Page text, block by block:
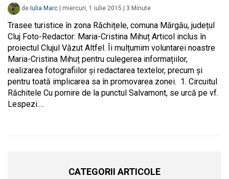
de Iulia Marc miercuri, 1 iulie 2015 3 Minute
Trasee turistice în zona Răchițele, comuna Mărgău, județul
Cluj Foto-Redactor: Maria-Cristina Mihuț Articol inclus în
proiectul Clujul Văzut Altfel. Îi mulțumim voluntarei noastre
Maria-Cristina Mihuț pentru culegerea informațiilor,
realizarea fotografiilor și redactarea textelor, precum și
pentru toată implicarea sa în promovarea zonei. 1. Circuitul
Răchitele Cu pornire de la punctul Salvamont, se urcă pe vf.
Lespezi.…
CATEGORII ARTICOLE